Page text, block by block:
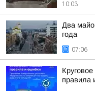
10:03
Два
года
07:06
правила